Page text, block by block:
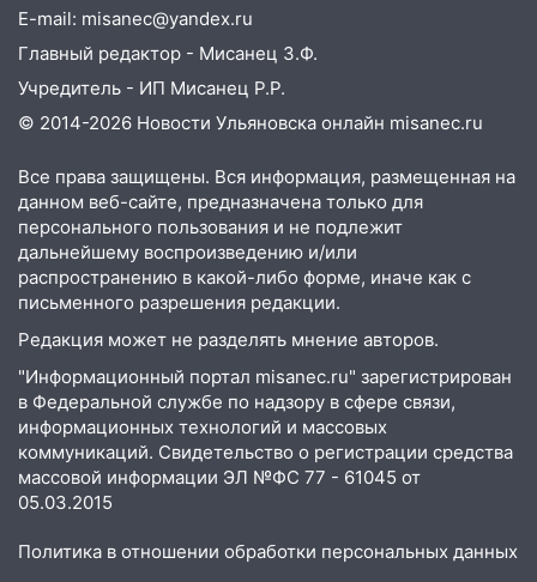
15:00 В Ульяновске после тройного ДТП
госпитализировали 25-летнего байкера
14:32 На Ульяновскую область
надвигается жара
14:08 Пешеход переходил по «зебре»:
подробности серьезной аварии на
Фруктовой
13:30 В Димитровграде на улице
Трудовой горело здание
13:00
Водитель без прав врезался в
припаркованный автомобиль
12:37 Переезжал «зебру» на
велосипеде и попал под колеса
12:18
Вспыхнул изнутри: в
Железнодорожном районе горела дача
11:33
В Засвияжье под колёса авто
E-mail: misanec@yandex.ru
Главный редактор - Мисанец З.Ф.
Учредитель - ИП Мисанец Р.Р.
© 2014-2026 Новости Ульяновска онлайн misanec.ru
Все права защищены. Вся информация, размещенная на
данном веб-сайте, предназначена только для
персонального пользования и не подлежит
дальнейшему воспроизведению и/или
распространению в какой-либо форме, иначе как с
письменного разрешения редакции.
Редакция может не разделять мнение авторов.
"Информационный портал misanec.ru" зарегистрирован
в Федеральной службе по надзору в сфере связи,
информационных технологий и массовых
коммуникаций. Свидетельство о регистрации средства
массовой информации ЭЛ №ФС 77 - 61045 от
05.03.2015
Политика в отношении обработки персональных данных